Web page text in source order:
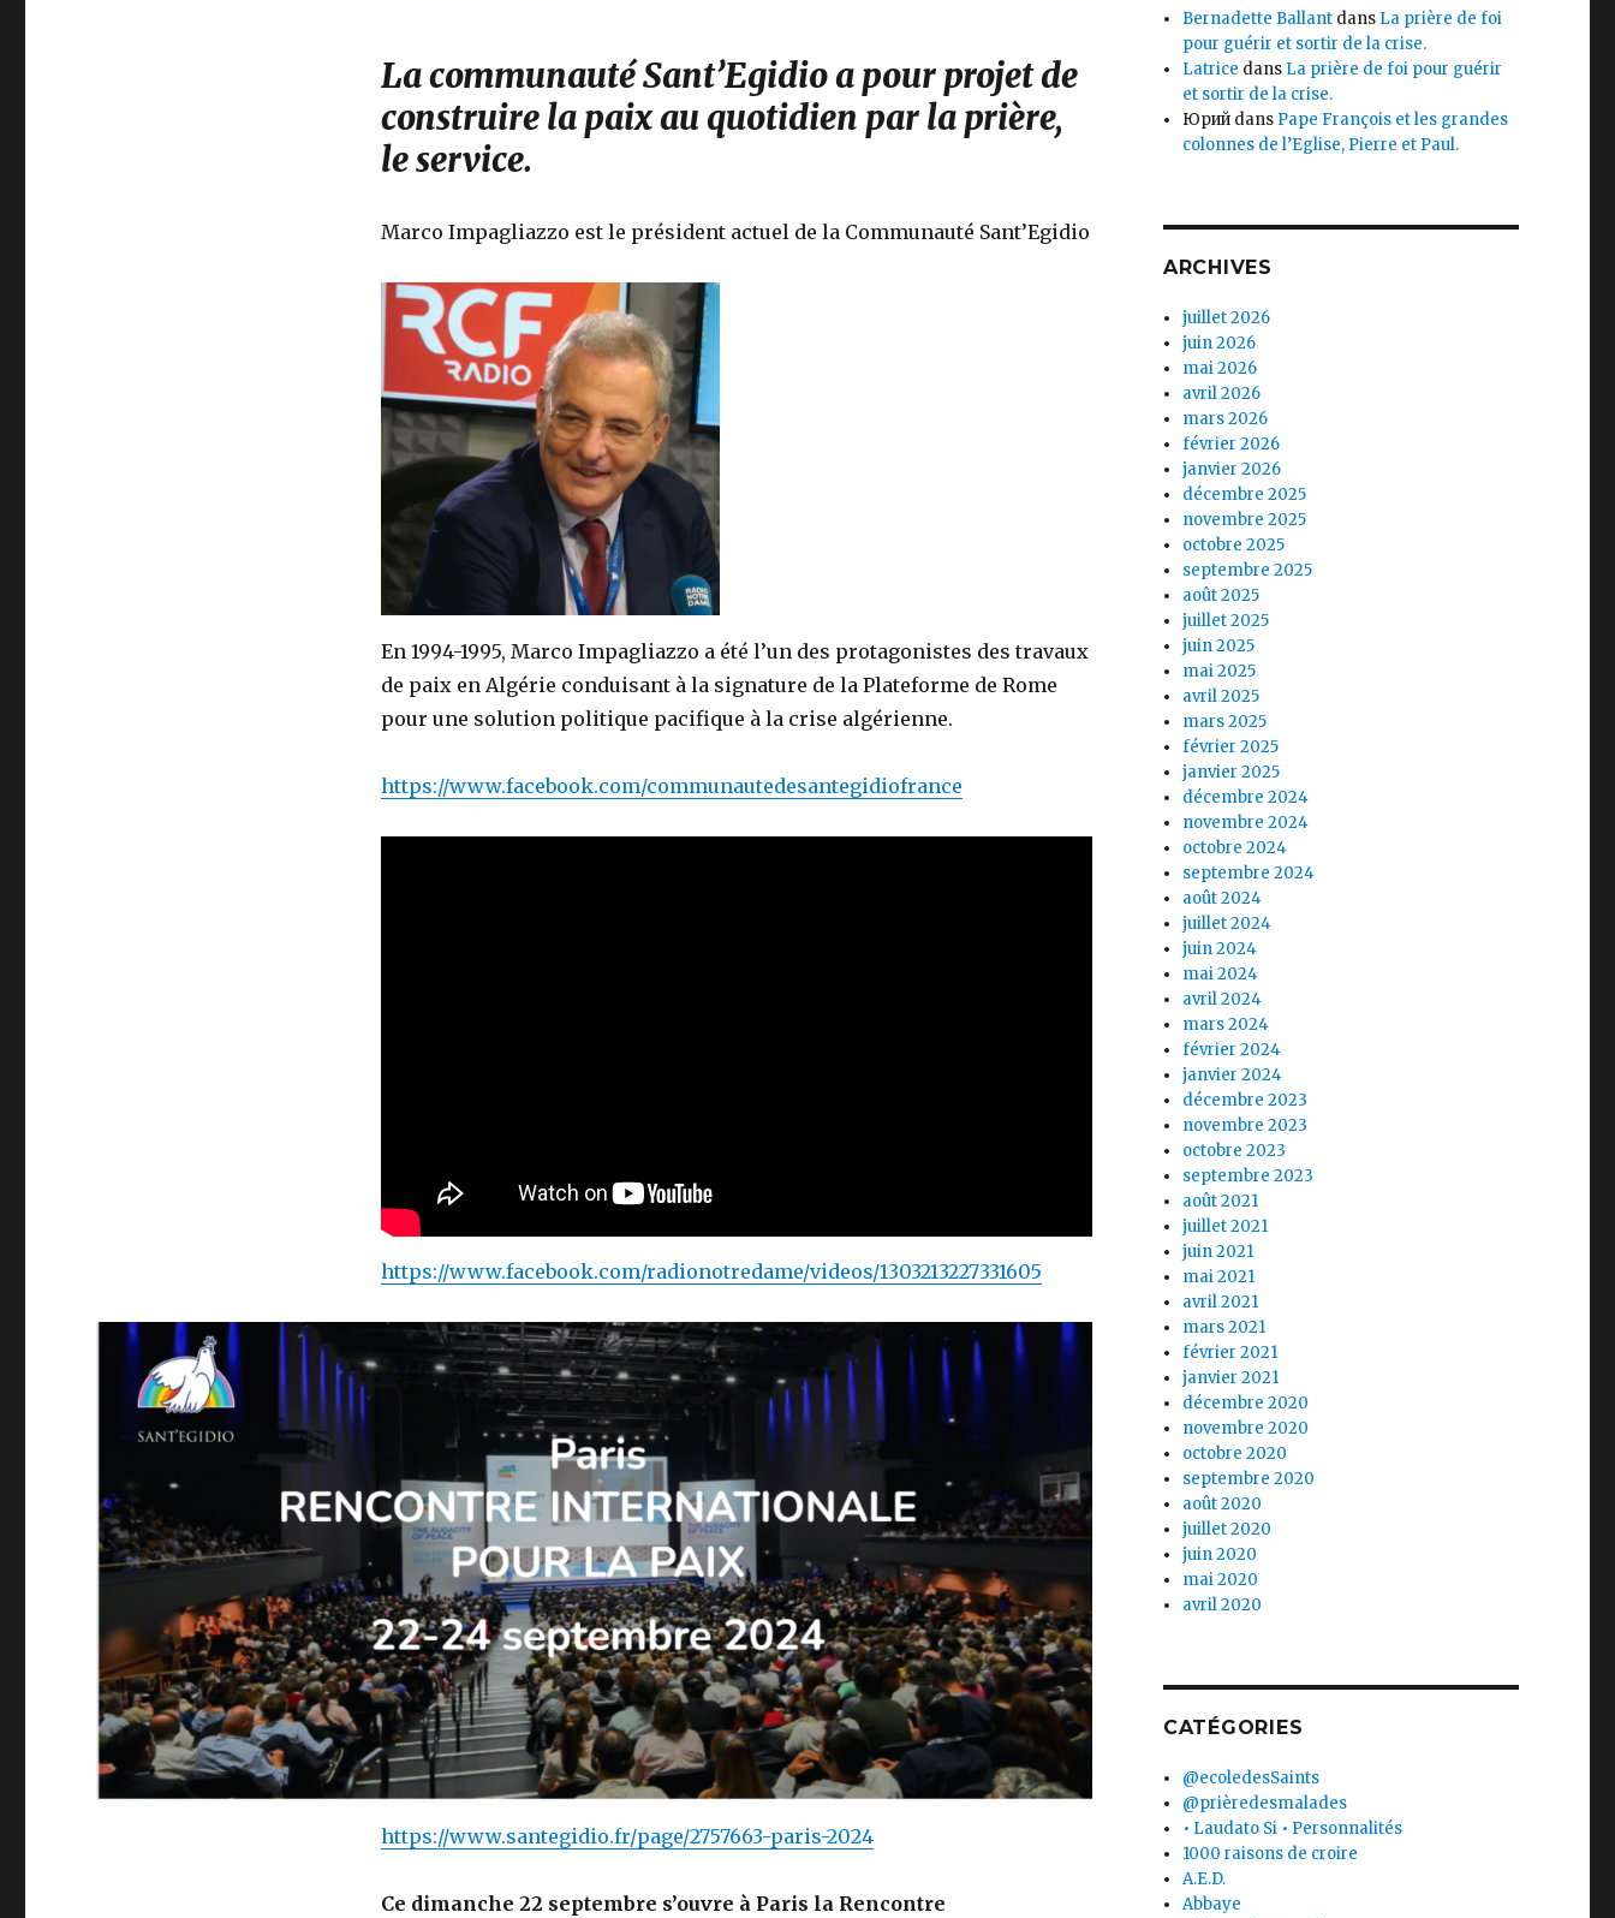
La communauté Sant’Egidio a pour projet de
construire la paix au quotidien par la prière,
le service.
Marco Impagliazzo est le président actuel de la Communauté Sant’Egidio
En 1994-1995, Marco Impagliazzo a été l’un des protagonistes des travaux
de paix en Algérie conduisant à la signature de la Plateforme de Rome
pour une solution politique pacifique à la crise algérienne.
https://www.facebook.com/communautedesantegidiofrance
https://www.facebook.com/radionotredame/videos/1303213227331605
https://www.santegidio.fr/page/2757663-paris-2024
Ce dimanche 22 septembre s’ouvre à Paris la Rencontre
Bernadette Ballant dans La prière de foi
pour guérir et sortir de la crise.
Latrice dans La prière de foi pour guérir
et sortir de la crise.
Юрий dans Pape François et les grandes
colonnes de l’Eglise, Pierre et Paul.
ARCHIVES
juillet 2026
juin 2026
mai 2026
avril 2026
mars 2026
février 2026
janvier 2026
décembre 2025
novembre 2025
octobre 2025
septembre 2025
août 2025
juillet 2025
juin 2025
mai 2025
avril 2025
mars 2025
février 2025
janvier 2025
décembre 2024
novembre 2024
octobre 2024
septembre 2024
août 2024
juillet 2024
juin 2024
mai 2024
avril 2024
mars 2024
février 2024
janvier 2024
décembre 2023
novembre 2023
octobre 2023
septembre 2023
août 2021
juillet 2021
juin 2021
mai 2021
avril 2021
mars 2021
février 2021
janvier 2021
décembre 2020
novembre 2020
octobre 2020
septembre 2020
août 2020
juillet 2020
juin 2020
mai 2020
avril 2020
CATÉGORIES
@ecoledesSaints
@prièredesmalades
• Laudato Si • Personnalités
1000 raisons de croire
A.E.D.
Abbaye